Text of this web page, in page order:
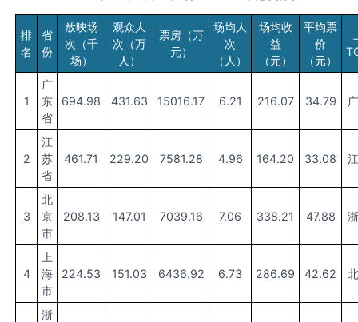
排
名
省
份
放映场
次（千
场）
观众人
次（万
人）
票房（万
元）
场均人
次
（人）
场均收
益
（元）
平均票
价
（元）
1
广
东
省
694.98 431.63 15016.17 6.21 216.07 34.79
2
江
苏
省
461.71 229.20 7581.28 4.96 164.20 33.08
3
北
京
市
208.13 147.01 7039.16 7.06 338.21 47.88
4
上
海
市
224.53 151.03 6436.92 6.73 286.69 42.62
浙